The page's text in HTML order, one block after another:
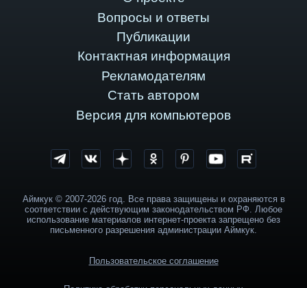
Вопросы и ответы
Публикации
Контактная информация
Рекламодателям
Стать автором
Версия для компьютеров
Аймкук © 2007-2026 год. Все права защищены и охраняются в
соответствии с действующим законодательством РФ. Любое
использование материалов интернет-проекта запрещено без
письменного разрешения администрации Аймкук.
Пользовательское соглашение